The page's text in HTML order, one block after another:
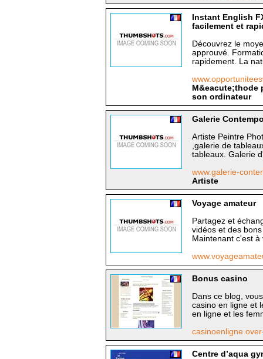
Instant English
facilement et
Découvrez le
approuvé.
rapidement. La
M&eacute;thode
son ordinateur
Galerie
Artiste Peintre
,galerie de
tableaux. Galerie
www.galerie-
Artiste
Voyage amateur
Partagez et
vidéos et des
Maintenant c'est
Bonus casino
Dans ce blog,
casino en ligne et
en ligne et les
Centre d’aqua